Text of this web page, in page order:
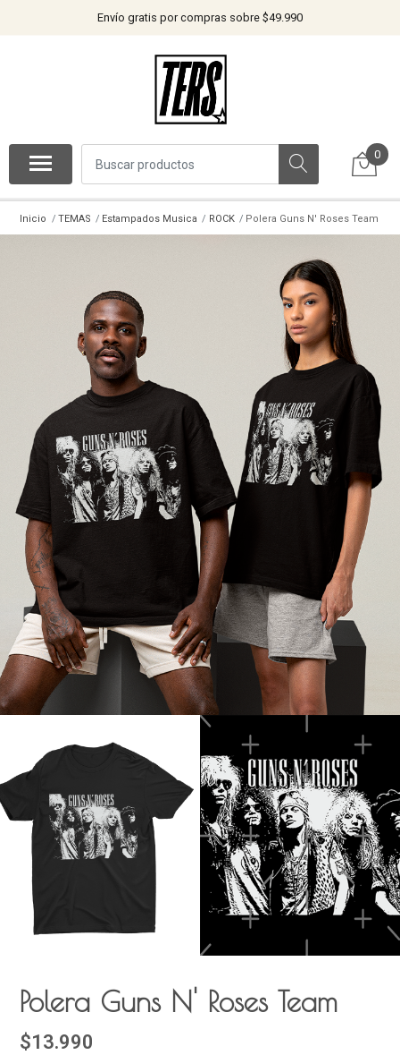
Envío gratis por compras sobre $49.990
0
Inicio TEMAS Estampados Musica ROCK Polera Guns N' Roses Team
Polera Guns N' Roses Team
$13.990